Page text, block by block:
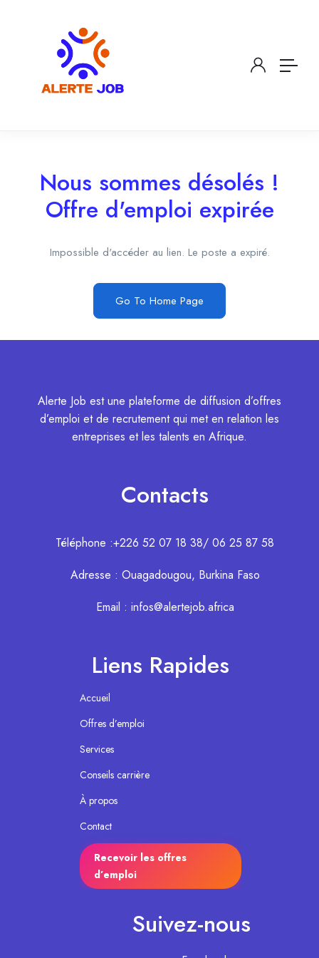
Nous sommes désolés !
Offre d'emploi expirée
Impossible d'accéder au lien. Le poste a expiré.
Go To Home Page
Alerte Job est une plateforme de diffusion d’offres
d’emploi et de recrutement qui met en relation les
entreprises et les talents en Afrique.
Contacts
Téléphone :+226 52 07 18 38/ 06 25 87 58
Adresse : Ouagadougou, Burkina Faso
Email : infos@alertejob.africa
Liens Rapides
Accueil
Offres d’emploi
Services
Conseils carrière
À propos
Contact
Recevoir les offres
d’emploi
Suivez-nous